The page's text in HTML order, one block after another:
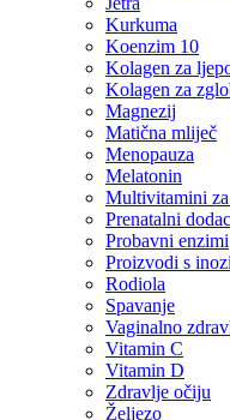
Kurkuma
Koenzim 10
Kolagen za
Kolagen za
Magnezij
Matična mliječ
Menopauza
Melatonin
Multivitamini
Prenatalni
Probavni enzimi
Proizvodi s
Rodiola
Spavanje
Vaginalno
Vitamin C
Vitamin D
Zdravlje očiju
Željezo